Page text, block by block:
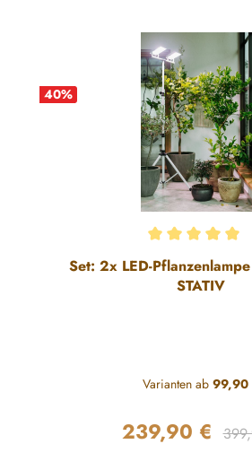
40%
Durchschnittliche Bewertung von 5
Set: 2x LED-
STATIV
Varianten ab99,90
Verkaufspreis:
239,90 €